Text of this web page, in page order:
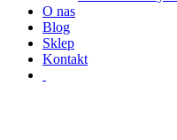
O nas
Blog
Sklep
Kontakt